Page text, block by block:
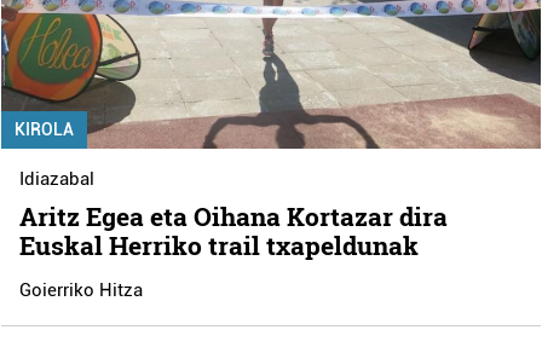
KIROLA
Idiazabal
Aritz Egea eta Oihana Kortazar dira
Euskal Herriko trail txapeldunak
Goierriko Hitza